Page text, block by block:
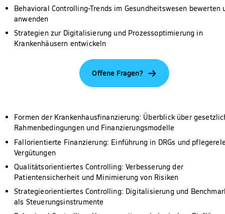
Behavioral Controlling-Trends im Gesundheitswesen bewerten
anwenden
Strategien zur Digitalisierung und Prozessoptimierung in
Krankenhäusern entwickeln
Offene Fragen?
Formen der Krankenhausfinanzierung: Überblick über
Rahmenbedingungen und Finanzierungsmodelle
Fallorientierte Finanzierung: Einführung in DRGs und
Vergütungen
Qualitätsorientiertes Controlling: Verbesserung der
Patientensicherheit und Minimierung von Risiken
Strategieorientiertes Controlling: Digitalisierung und
als Steuerungsinstrumente